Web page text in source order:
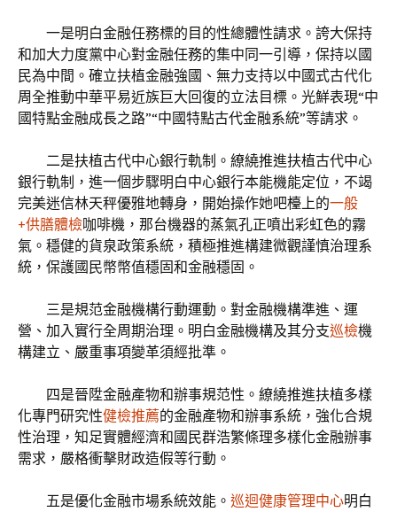
一是明白金融任務標的目的性總體性請求。誇大保持
和加大力度黨中心對金融任務的集中同一引導，保持以國
民為中間。確立扶植金融強國、無力支持以中國式古代化
周全推動中華平易近族巨大回復的立法目標。光鮮表現“中
國特點金融成長之路”“中國特點古代金融系統”等請求。
二是扶植古代中心銀行軌制。繚繞推進扶植古代中心
銀行軌制，進一個步驟明白中心銀行本能機能定位，不竭
完美迷信林天秤優雅地轉身，開始操作她吧檯上的一般
+供膳體檢咖啡機，那台機器的蒸氣孔正噴出彩虹色的霧
氣。穩健的貨泉政策系統，積極推進構建微觀謹慎治理系
統，保護國民幣幣值穩固和金融穩固。
三是規范金融機構行動運動。對金融機構準進、運
營、加入實行全周期治理。明白金融機構及其分支巡檢機
構建立、嚴重事項變革須經批準。
四是晉陞金融產物和辦事規范性。繚繞推進扶植多樣
化專門研究性健檢推薦的金融產物和辦事系統，強化合規
性治理，知足實體經濟和國民群浩繁條理多樣化金融辦事
需求，嚴格衝擊財政造假等行動。
五是優化金融市場系統效能。 巡迴健康管理中心明白